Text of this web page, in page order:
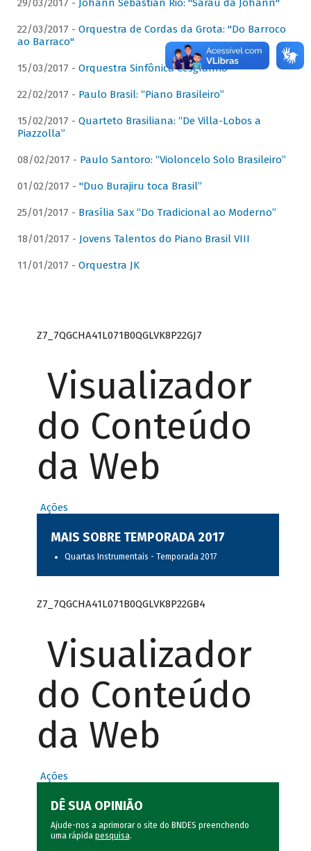
29/03/2017 - Johann Sebastian Rio: "Sarau da Johann"
22/03/2017 - Orquestra de Cordas da Grota: "Do Barroco
ao Barraco"
15/03/2017 - Orquestra Sinfônica Cesgranrio
22/02/2017 - Paulo Brasil: “Piano Brasileiro”
15/02/2017 - Quarteto Brasiliana: “De Villa-Lobos a
Piazzolla”
08/02/2017 - Paulo Santoro: “Violoncelo Solo Brasileiro”
01/02/2017 - "Duo Burajiru toca Brasil”
25/01/2017 - Brasília Sax “Do Tradicional ao Moderno”
18/01/2017 - Jovens Talentos do Piano Brasil VIII
11/01/2017 - Orquestra JK
Z7_7QGCHA41L071B0QGLVK8P22GJ7
Visualizador
do Conteúdo
da Web
Ações
MAIS SOBRE TEMPORADA 2017
Quartas Instrumentais - Temporada 2017
Z7_7QGCHA41L071B0QGLVK8P22GB4
Visualizador
do Conteúdo
da Web
Ações
DÊ SUA OPINIÃO
Ajude-nos a aprimorar o site do BNDES preenchendo
uma rápida pesquisa.